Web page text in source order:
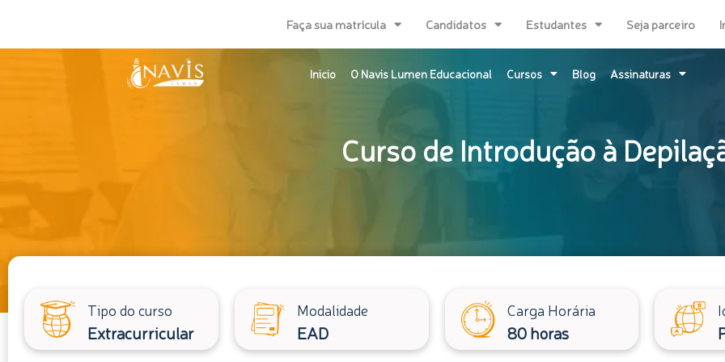
o
Faça sua matrícula Candidatos Estudantes Seja parceiro
Inicio O Navis Lumen Educacional Cursos Blog Assinaturas
Curso de Introdução à
Tipo do curso
Extracurricular
Modalidade
EAD
Carga Horária
80 horas